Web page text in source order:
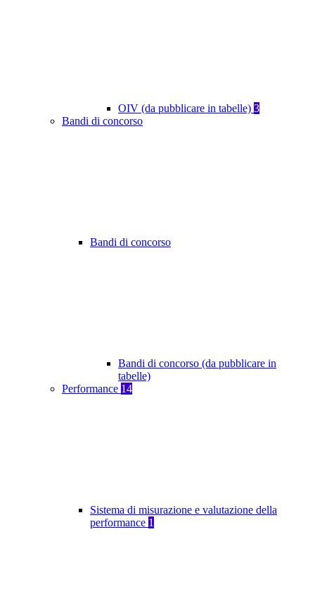
OIV (da pubblicare in tabelle) 3
Bandi di concorso
Bandi di concorso
Bandi di concorso (da pubblicare in
tabelle)
Performance 14
Sistema di misurazione e valutazione della
performance 1